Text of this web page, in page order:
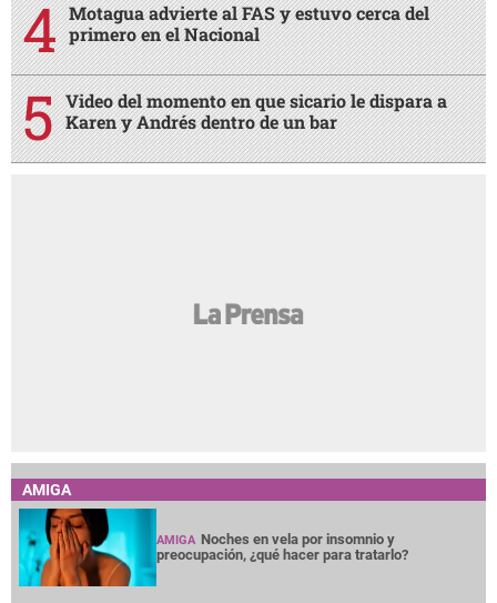
Motagua advierte al FAS y estuvo cerca del
primero en el Nacional
Video del momento en que sicario le dispara a
Karen y Andrés dentro de un bar
AMIGA
AMIGA Noches en vela por insomnio y
preocupación, ¿qué hacer para tratarlo?